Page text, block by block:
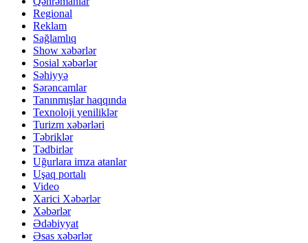
Regional
Reklam
Sağlamlıq
Show xəbərlər
Sosial xəbərlər
Səhiyyə
Sərəncamlar
Tanınmışlar haqqında
Texnoloji yeniliklər
Turizm xəbərləri
Təbriklər
Tədbirlər
Uğurlara imza atanlar
Uşaq portalı
Video
Xarici Xəbərlər
Xəbərlər
Ədəbiyyat
Əsas xəbərlər